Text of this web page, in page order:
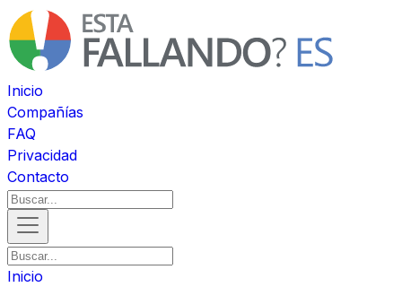
Inicio
Compañías
FAQ
Privacidad
Contacto
Inicio